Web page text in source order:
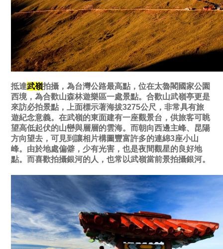
抵達武嶺拍攝，為台灣公路最高點，位在太魯閣國家公園
西境，為合歡山森林遊樂區一處景點。合歡山武嶺亭更是
來訪必拍景點，上面標示著海拔3275公尺，非常具有旅
遊紀念意義。在武嶺的東面建有一座觀景台，供旅客可眺
望高低起伏的山巒與層層的雲海。而朝向西邊主峰、昆陽
方向望去，可見到讓相片構圖豐富許多的連綿3座小山
峰。由於地處偏僻，少有光害，也是夜間觀星的良好地
點。而喜歡拍攝銀河的人，也常以武嶺當前景拍攝銀河。